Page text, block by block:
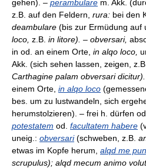
gehen). – perambulare m. Akk.
z.B. auf den Feldern, rura: bei den
deambulare (bis zur Ermüdung auf
loco, z.B. in litore). – obversari,
in od. an einem Orte, in alqo loco,
Akk. (sich sehen lassen, zeigen, z.B.
Carthagine palam obversari
einem Orte, in alqo loco
bes. um zu lustwandeln, sich
herumstolzieren). – frei h. dürfen
potestatem od. facultatem habere
uneig.: obversari(schweben, z.B.
etwas im Kopfe herum, alqd me
scrupulus); alqd mecum animo